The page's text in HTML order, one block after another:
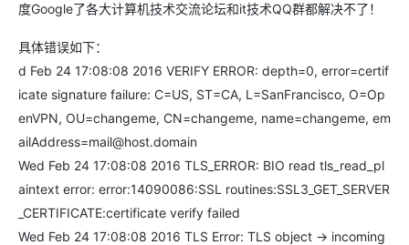
度Google了各大计算机技术交流论坛和it技术QQ群都解决不了！
具体错误如下：
d Feb 24 17:08:08 2016 VERIFY ERROR: depth=0, error=certif
icate signature failure: C=US, ST=CA, L=SanFrancisco, O=Op
enVPN, OU=changeme, CN=changeme, name=changeme, em
ailAddress=mail@host.domain
Wed Feb 24 17:08:08 2016 TLS_ERROR: BIO read tls_read_pl
aintext error: error:14090086:SSL routines:SSL3_GET_SERVER
_CERTIFICATE:certificate verify failed
Wed Feb 24 17:08:08 2016 TLS Error: TLS object -> incoming